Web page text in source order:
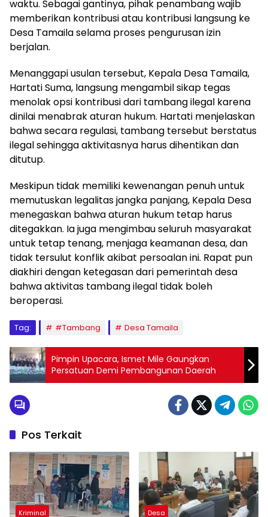
waktu. Sebagai gantinya, pihak penambang wajib
memberikan kontribusi atau kontribusi langsung ke
Desa Tamaila selama proses pengurusan izin
berjalan.
Menanggapi usulan tersebut, Kepala Desa Tamaila,
Hartati Suma, langsung mengambil sikap tegas
menolak opsi kontribusi dari tambang ilegal karena
dinilai menabrak aturan hukum. Hartati menjelaskan
bahwa secara regulasi, tambang tersebut berstatus
ilegal sehingga aktivitasnya harus dihentikan dan
ditutup.
Meskipun tidak memiliki kewenangan penuh untuk
memutuskan legalitas jangka panjang, Kepala Desa
menegaskan bahwa aturan hukum tetap harus
ditegakkan. Ia juga mengimbau seluruh masyarakat
untuk tetap tenang, menjaga keamanan desa, dan
tidak tersulut konflik akibat persoalan ini. Rapat pun
diakhiri dengan ketegasan dari pemerintah desa
bahwa aktivitas tambang ilegal tidak boleh
beroperasi.
Tag: #Tambang Desa Tamaila
Pimpin Upacara, Ismet Mile Gaungkan
Persatuan Demi Pembangunan Daerah
Pos Terkait
Kriminal Desa